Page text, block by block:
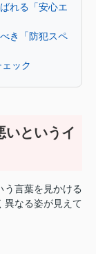
れる「安心エ
き「防犯スペ
ック
いというイ
う言葉を見かける
異なる姿が見えて